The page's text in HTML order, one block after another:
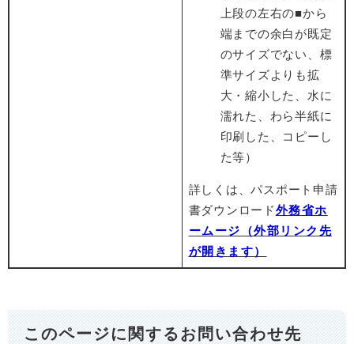
上段の左右の■から
端までの余白が既定
のサイズでない、標
準サイズよりも拡
大・縮小した、水に
濡れた、わら半紙に
印刷した、コピーし
た等）
詳しくは、パスポート申請
書ダウンロード外務省ホ
ームージ（外部リンク先
が開きます）
このページに関するお問い合わせ先